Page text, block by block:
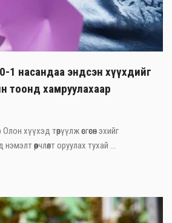
1 насандаа эндсэн хүүхдийг
тоонд хамруулахаар
хүүхэд төрүүлж өсгөсөн эхийг
өөрчлөлт оруулах тухай ...